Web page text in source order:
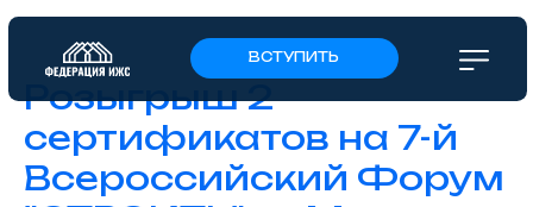
ВСТУПИТЬ
Розыгрыш 2
сертификатов на 7-й
Всероссийский Форум